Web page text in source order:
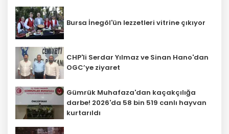
Bursa İnegöl'ün lezzetleri vitrine çıkıyor
CHP'li Serdar Yılmaz ve Sinan Hano'dan
OGC’ye ziyaret
Gümrük Muhafaza'dan kaçakçılığa
darbe! 2026'da 58 bin 519 canlı hayvan
kurtarıldı